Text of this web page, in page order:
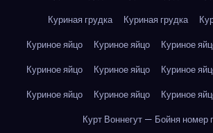
Куриная грудка
Куриная грудка
Куриное яйцо
Куриное яйцо Куриное
Куриное яйцо
Куриное яйцо Куриное
Куриное яйцо
Куриное яйцо Куриное
Курт Воннегут — Бойня номер